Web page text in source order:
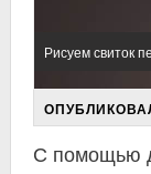
Рисуем свиток
С помощью